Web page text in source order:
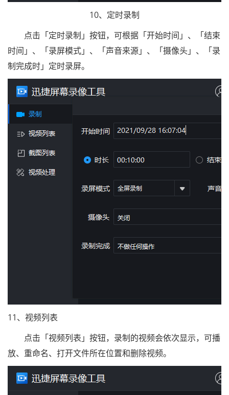
10、定时录制
点击「定时录制」按钮，可根据「开始时间」、「结束
时间」、「录屏模式」、「声音来源」、「摄像头」、「录
制完成时」定时录屏。
11、视频列表
点击「视频列表」按钮，录制的视频会依次显示，可播
放、重命名、打开文件所在位置和删除视频。